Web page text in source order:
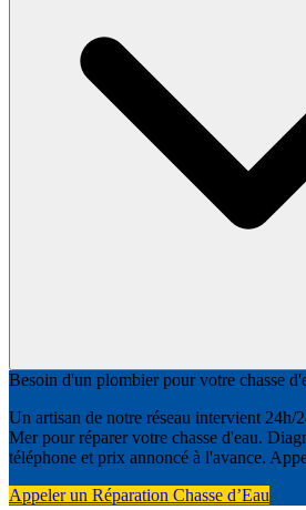
Besoin d'un plombier pour votre chasse
Un artisan de notre réseau intervient 24h/
Mer pour réparer votre chasse d'eau.
téléphone et prix annoncé à l'avance.
Appeler un Réparation Chasse d’Eau